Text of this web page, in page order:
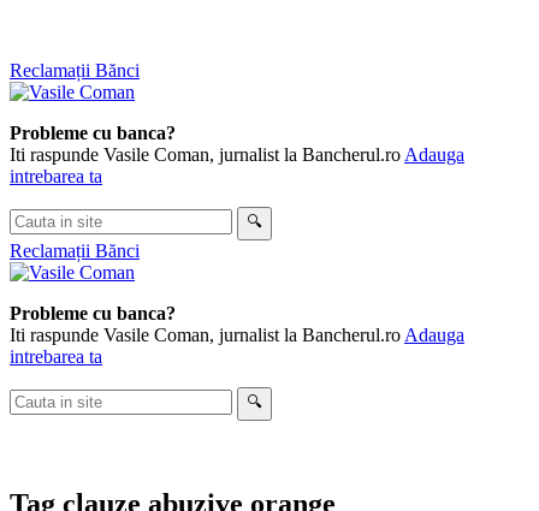
Skip
to
Reclamații Bănci
Probleme cu banca?
Iti raspunde Vasile Coman, jurnalist la Bancherul.ro Adauga
intrebarea ta
Cauta
in
site
🔍
Reclamații Bănci
Probleme cu banca?
Iti raspunde Vasile Coman, jurnalist la Bancherul.ro Adauga
intrebarea ta
Cauta
in
🔍
Tag clauze abuzive orange